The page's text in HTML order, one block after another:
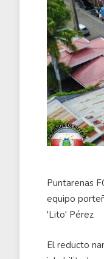
Puntarenas
equipo
'Lito' Pérez
El reducto